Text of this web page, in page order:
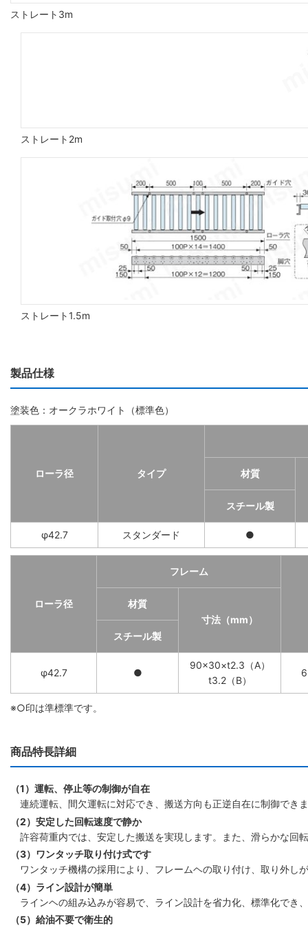
ストレート3m
ストレート2m
ストレート1.5m
製品仕様
塗装色：オークラホワイト（標準色）
ローラ径 タイプ 材質
スチール製
φ42.7 スタンダード ●
ローラ径
フレーム
材質
寸法（mm）
スチール製
φ42.7 ●
90×30×t2.3（A）
t3.2（B）
※○印は準標準です。
商品特長詳細
（1）運転、停止等の制御が自在
連続運転、間欠運転に対応でき、搬送方向も正逆自在に制御でき
（2）安定した回転速度で静か
許容荷重内では、安定した搬送を実現します。また、滑らかな回
（3）ワンタッチ取り付け式です
ワンタッチ機構の採用により、フレームヘの取り付け、取り外し
（4）ライン設計が簡単
ラインヘの組み込みが容易で、ライン設計を省力化、標準化でき
（5）給油不要で衛生的